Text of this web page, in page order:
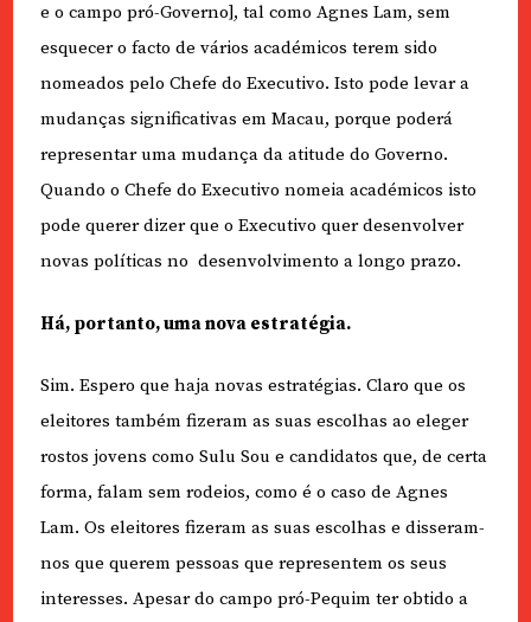
e o campo pró-Governo], tal como Agnes Lam, sem
esquecer o facto de vários académicos terem sido
nomeados pelo Chefe do Executivo. Isto pode levar a
mudanças significativas em Macau, porque poderá
representar uma mudança da atitude do Governo.
Quando o Chefe do Executivo nomeia académicos isto
pode querer dizer que o Executivo quer desenvolver
novas políticas no desenvolvimento a longo prazo.
Há, portanto, uma nova estratégia.
Sim. Espero que haja novas estratégias. Claro que os
eleitores também fizeram as suas escolhas ao eleger
rostos jovens como Sulu Sou e candidatos que, de certa
forma, falam sem rodeios, como é o caso de Agnes
Lam. Os eleitores fizeram as suas escolhas e disseram-
nos que querem pessoas que representem os seus
interesses. Apesar do campo pró-Pequim ter obtido a